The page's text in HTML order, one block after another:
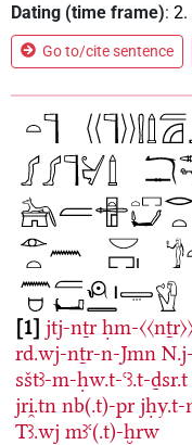
Dating (time frame): 2.
Go to/cite sentence
1 jtj-nṯr ḥm-
rd.wj-nṯr-n-Jmn
sštꜣ-m-ḥw.t-ꜥꜣ.t-ḏsr.t
jri̯.tn nb(.t)-pr jḥy.t-
Tꜣ.wj mꜣꜥ(.t)-ḫrw